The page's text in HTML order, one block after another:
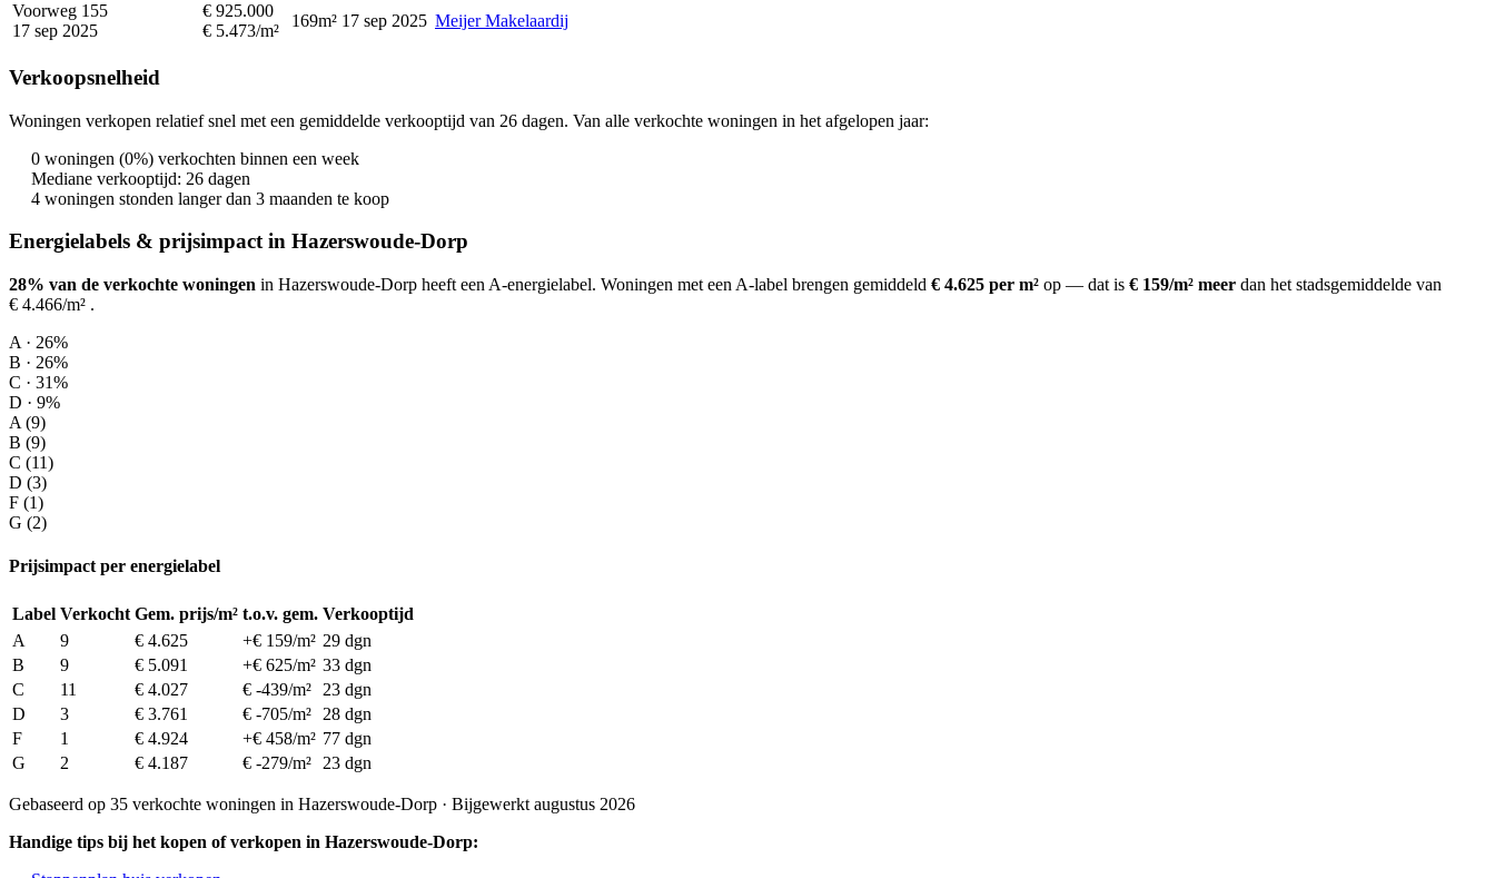
Voorweg 155
17 sep 2025
€ 925.000
€ 5.473/m²
169m² 17 sep 2025 Meijer Makelaardij
Verkoopsnelheid
Woningen verkopen relatief snel met een gemiddelde verkooptijd van 26 dagen. Van alle verkochte woningen in het afgelopen jaar:
0 woningen (0%) verkochten binnen een week
Mediane verkooptijd: 26 dagen
4 woningen stonden langer dan 3 maanden te koop
Energielabels & prijsimpact in Hazerswoude-Dorp
28% van de verkochte woningen in Hazerswoude-Dorp heeft een A-energielabel. Woningen met een A-label brengen gemiddeld € 4.625 per m² op — dat is € 159/m² meer dan het stadsgemiddelde van
€ 4.466/m² .
A · 26%
B · 26%
C · 31%
D · 9%
A (9)
B (9)
C (11)
D (3)
F (1)
G (2)
Prijsimpact per energielabel
Label Verkocht Gem. prijs/m² t.o.v. gem. Verkooptijd
A
9 € 4.625 +€ 159/m² 29 dgn
B
9 € 5.091 +€ 625/m² 33 dgn
C
11 € 4.027 € -439/m²
23 dgn
D
3 € 3.761 € -705/m²
28 dgn
F
1 € 4.924 +€ 458/m² 77 dgn
G
2 € 4.187 € -279/m² 23 dgn
Gebaseerd op 35 verkochte woningen in Hazerswoude-Dorp · Bijgewerkt augustus 2026
Handige tips bij het kopen of verkopen in Hazerswoude-Dorp: